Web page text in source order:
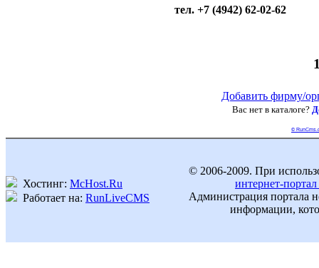
тел. +7 (4942) 62-02-62
Добавить фирму/
Вас нет в каталоге?
©
Хостинг: McHost.Ru
Работает на: RunLiveCMS
© 2006-2009. При
интернет-
Администрация портала
информации,